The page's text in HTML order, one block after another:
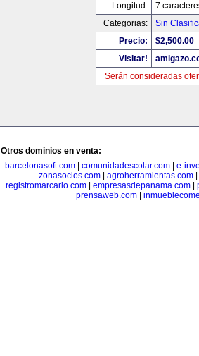
Longitud:
7
Categorias:
Sin
Precio:
$2,500.00
Visitar!
Serán consideradas
Otros dominios en venta:
barcelonasoft.com
comunidadescolar.com
e-
zonasocios.com
agroherramientas.com
registromarcario.com| empresasdepanama.com|
prensaweb.com